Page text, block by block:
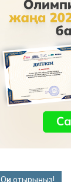
Оқи отырыңыз!